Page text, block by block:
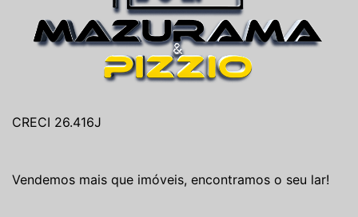
CRECI 26.416J
Vendemos mais que imóveis, encontramos o seu lar!